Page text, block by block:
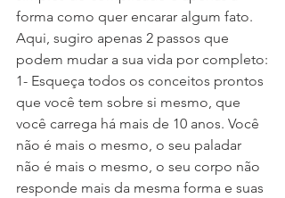
forma como quer encarar algum fato.
Aqui, sugiro apenas 2 passos que
podem mudar a sua vida por completo:
1- Esqueça todos os conceitos prontos
que você tem sobre si mesmo, que
você carrega há mais de 10 anos. Você
não é mais o mesmo, o seu paladar
não é mais o mesmo, o seu corpo não
responde mais da mesma forma e suas